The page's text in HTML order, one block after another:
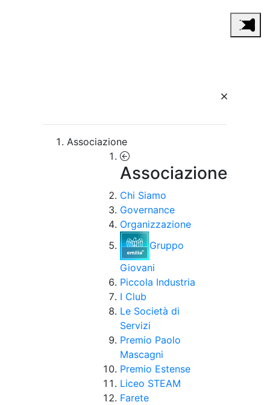
Associazione
Associazione
Chi Siamo
Governance
Organizzazione
Gruppo
Giovani
Piccola Industria
I Club
Le Società di
Servizi
Premio Paolo
Mascagni
Premio Estense
Liceo STEAM
Farete